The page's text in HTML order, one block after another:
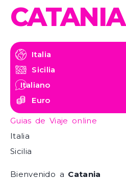
CATANIA
Italia
Sicilia
Italiano
Euro
Guias de Viaje online
Italia
Sicilia
Bienvenido a Catania